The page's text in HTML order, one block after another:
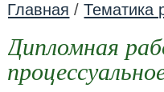
Главная /Тематика
Дипломная